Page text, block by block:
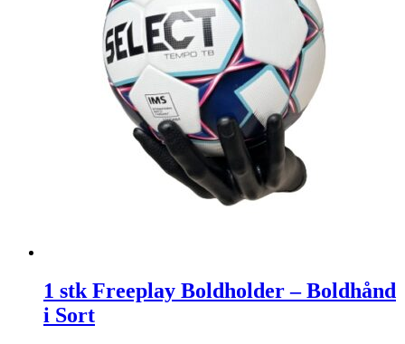
1 stk Freeplay Boldholder – Boldhånd
i Sort